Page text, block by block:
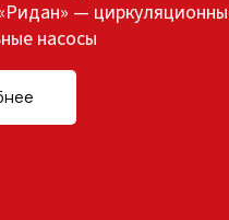
—
насосы